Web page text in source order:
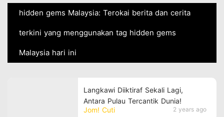
hidden gems Malaysia: Terokai berita dan cerita
terkini yang menggunakan tag hidden gems
Malaysia hari ini
Jom! Cuti 2 years ago
Langkawi Diiktiraf Sekali Lagi,
Antara Pulau Tercantik Dunia!